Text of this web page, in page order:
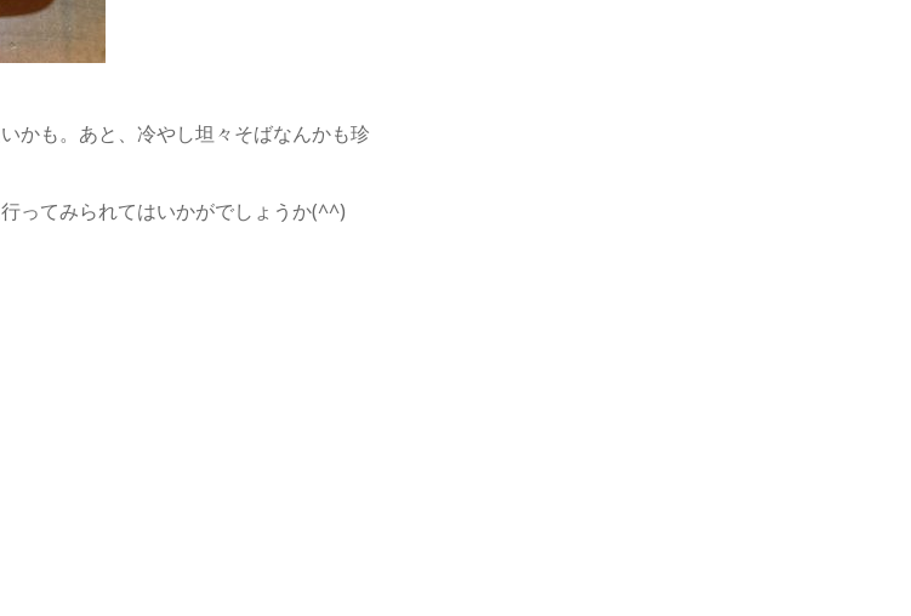
かも。あと、冷やし坦々そばなんかも珍
ってみられてはいかがでしょうか(^^)